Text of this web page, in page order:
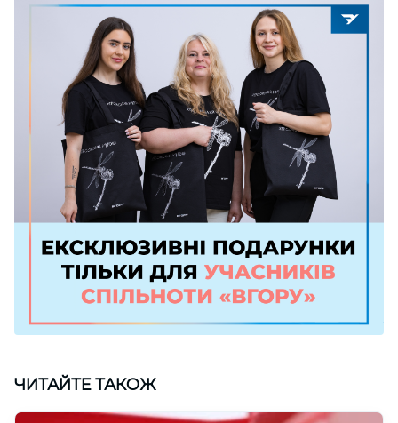
ЧИТАЙТЕ ТАКОЖ